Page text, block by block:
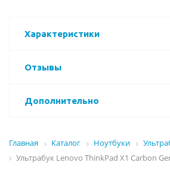
Характеристики
Отзывы
Дополнительно
Главная Каталог Ноутбуки
Ультрабук Lenovo ThinkPad X1 Carbon